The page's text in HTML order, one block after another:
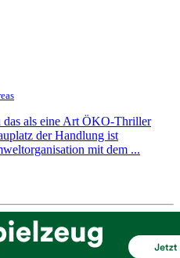
als eine Art ÖKO-Thriller
der Handlung ist
mit dem ...